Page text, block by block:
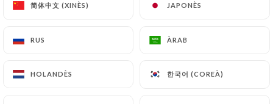
简体中文 (XINÈS) JAPONÈS
RUS ÀRAB
HOLANDÈS 한국어 (COREÀ)
简体中文 (XINÈS) JAPONÈS
RUS ÀRAB
HOLANDÈS 한국어 (COREÀ)